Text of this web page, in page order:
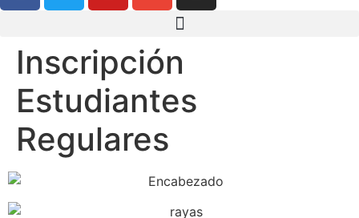
Inscripción
Estudiantes
Regulares